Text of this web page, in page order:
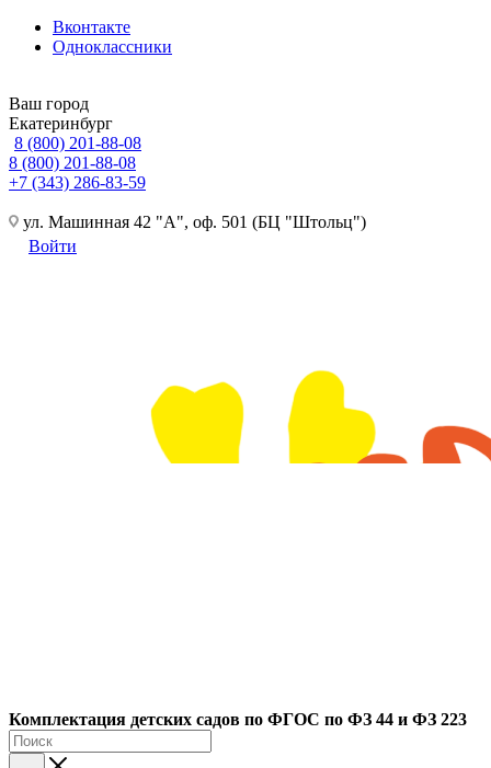
Вконтакте
Одноклассники
Ваш город
Екатеринбург
8 (800) 201-88-08
8 (800) 201-88-08
+7 (343) 286-83-59
ул. Машинная 42 "А", оф. 501 (БЦ "Штольц")
Войти
Комплектация детских садов по ФГОC по ФЗ 44 и ФЗ 223